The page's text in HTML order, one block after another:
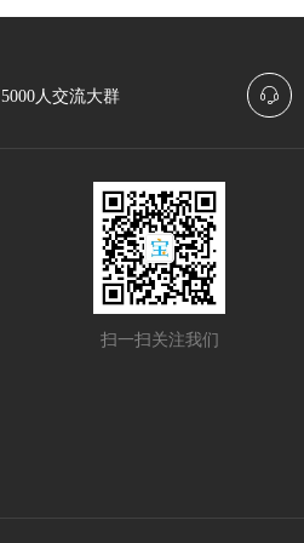
5000人交流大群
扫一扫关注我们